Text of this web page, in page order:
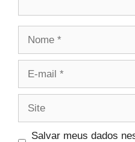
Salvar meus dados